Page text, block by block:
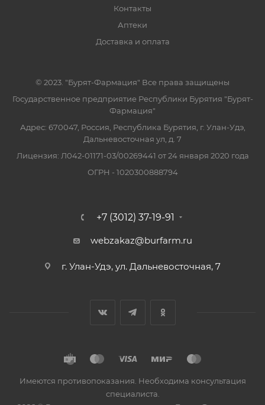
Контакты
Аптеки
Доставка и оплата
© 2023. "Бурят-Фармация" Все права защищены
Государственное предприятие Республики Бурятия "Бурят-
Фармация"
Адрес: 670047, Россия, Республика Бурятия, г. Улан-Удэ,
Дальневосточная ул, д. 7
Лицензия: Л042-01171-03/00269441 от 24 января 2020 года
ОГРН - 1020300888794
+7 (3012) 37-19-91
webzakaz@burfarm.ru
г. Улан-Удэ, ул. Дальневосточная, 7
Имеются противопоказания. Необходима консультация
специалиста.